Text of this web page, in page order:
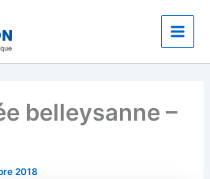
Main
belleysanne –
2018